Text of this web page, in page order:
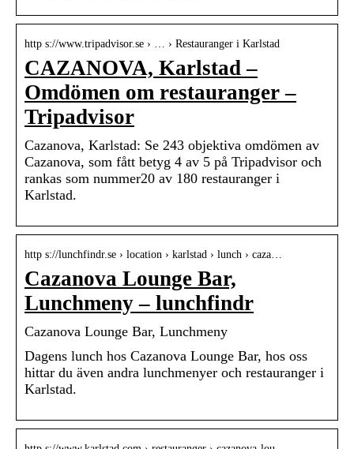
http s://www.tripadvisor.se › … › Restauranger i Karlstad
CAZANOVA, Karlstad –
Omdömen om restauranger –
Tripadvisor
Cazanova, Karlstad: Se 243 objektiva omdömen av
Cazanova, som fått betyg 4 av 5 på Tripadvisor och
rankas som nummer20 av 180 restauranger i
Karlstad.
http s://lunchfindr.se › location › karlstad › lunch › caza…
Cazanova Lounge Bar,
Lunchmeny – lunchfindr
Cazanova Lounge Bar, Lunchmeny
Dagens lunch hos Cazanova Lounge Bar, hos oss
hittar du även andra lunchmenyer och restauranger i
Karlstad.